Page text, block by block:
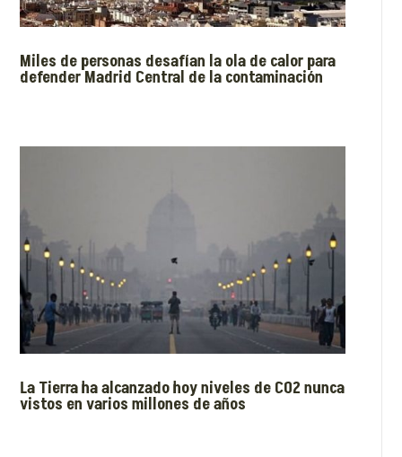
Miles de personas desafían la ola de calor para
defender Madrid Central de la contaminación
La Tierra ha alcanzado hoy niveles de CO2 nunca
vistos en varios millones de años